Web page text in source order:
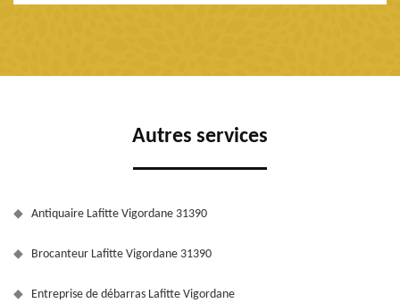
Autres services
Antiquaire Lafitte Vigordane 31390
Brocanteur Lafitte Vigordane 31390
Entreprise de débarras Lafitte Vigordane